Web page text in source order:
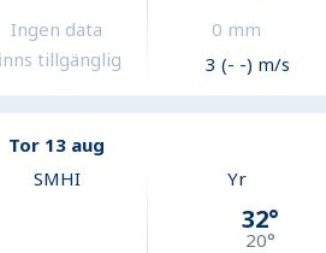
Ingen data
tillgänglig
0 mm
3 (- -) m/s
Tor 13 aug
SMHI Yr
32°
20°